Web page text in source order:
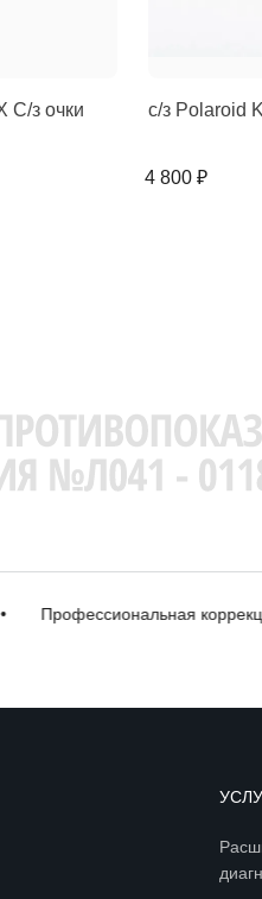
C/з очки с/з Polaroid
4 800 ₽
Профессиональная коррекция